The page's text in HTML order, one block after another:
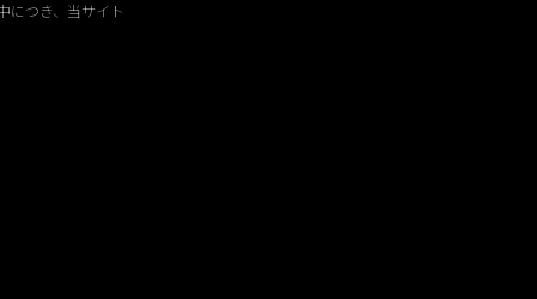
につき、当サイト